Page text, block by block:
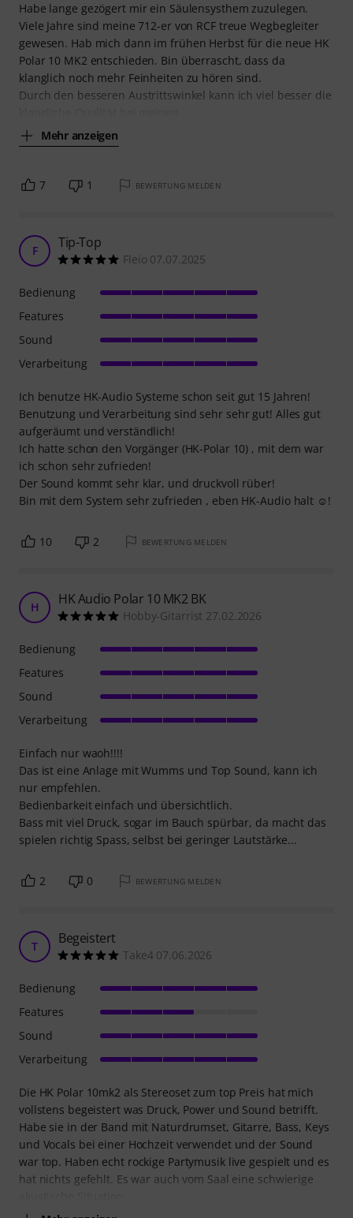
Habe lange gezögert mir ein Säulensysthem zuzulegen.
Viele Jahre sind meine 712-er von RCF treue Wegbegleiter
gewesen. Hab mich dann im frühen Herbst für die neue HK
Polar 10 MK2 entschieden. Bin überrascht, dass da
klanglich noch mehr Feinheiten zu hören sind.
Durch den besseren Austrittswinkel kann ich viel besser die
Mehr anzeigen
7 1 BEWERTUNG MELDEN
F Tip-Top
Fleio 07.07.2025
Ich benutze HK-Audio Systeme schon seit gut 15 Jahren!
Benutzung und Verarbeitung sind sehr sehr gut! Alles gut
aufgeräumt und verständlich!
Ich hatte schon den Vorgänger (HK-Polar 10) , mit dem war
ich schon sehr zufrieden!
Der Sound kommt sehr klar, und druckvoll rüber!
Bin mit dem System sehr zufrieden , eben HK-Audio halt ☺️!
Bedienung
Features
Sound
Verarbeitung
10 2 BEWERTUNG MELDEN
H HK Audio Polar 10 MK2 BK
Hobby-Gitarrist 27.02.2026
Einfach nur waoh!!!!
Das ist eine Anlage mit Wumms und Top Sound, kann ich
nur empfehlen.
Bedienbarkeit einfach und übersichtlich.
Bass mit viel Druck, sogar im Bauch spürbar, da macht das
spielen richtig Spass, selbst bei geringer Lautstärke...
Bedienung
Features
Sound
Verarbeitung
2 0 BEWERTUNG MELDEN
T Begeistert
Take4 07.06.2026
Die HK Polar 10mk2 als Stereoset zum top Preis hat mich
vollstens begeistert was Druck, Power und Sound betrifft.
Habe sie in der Band mit Naturdrumset, Gitarre, Bass, Keys
und Vocals bei einer Hochzeit verwendet und der Sound
war top. Haben echt rockige Partymusik live gespielt und es
hat nichts gefehlt. Es war auch vom Saal eine schwierige
Bedienung
Features
Sound
Verarbeitung